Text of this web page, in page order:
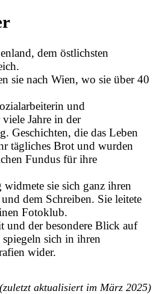
dem östlichsten
sie nach Wien, wo sie über 40
und
Jahre in der
Geschichten, die das Leben
tägliches Brot und wurden
Fundus für ihre
sie sich ganz ihren
dem Schreiben. Sie leitete
Fotoklub.
und der besondere Blick auf
sich in ihren
wider.
(zuletzt aktualisiert im März 2025)